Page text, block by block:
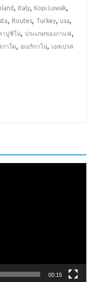
, Italy, Kopi Luwak,
, Routes, Turkey, usa,
าปูชิโน่,ประเภทของกาแฟ ,
กาโต, อเมริกาโน่, เอสเปรส
00:15